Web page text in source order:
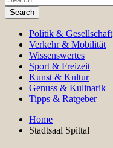
Search
Politik & Gesellschaft
Verkehr & Mobilität
Wissenswertes
Sport & Freizeit
Kunst & Kultur
Genuss & Kulinarik
Tipps & Ratgeber
Home
Stadtsaal Spittal